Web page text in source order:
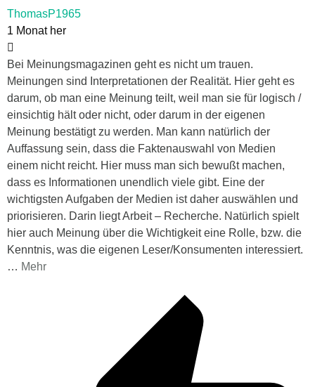
ThomasP1965
1 Monat her
Bei Meinungsmagazinen geht es nicht um trauen.
Meinungen sind Interpretationen der Realität. Hier geht es
darum, ob man eine Meinung teilt, weil man sie für logisch /
einsichtig hält oder nicht, oder darum in der eigenen
Meinung bestätigt zu werden. Man kann natürlich der
Auffassung sein, dass die Faktenauswahl von Medien
einem nicht reicht. Hier muss man sich bewußt machen,
dass es Informationen unendlich viele gibt. Eine der
wichtigsten Aufgaben der Medien ist daher auswählen und
priorisieren. Darin liegt Arbeit – Recherche. Natürlich spielt
hier auch Meinung über die Wichtigkeit eine Rolle, bzw. die
Kenntnis, was die eigenen Leser/Konsumenten interessiert.
… Mehr